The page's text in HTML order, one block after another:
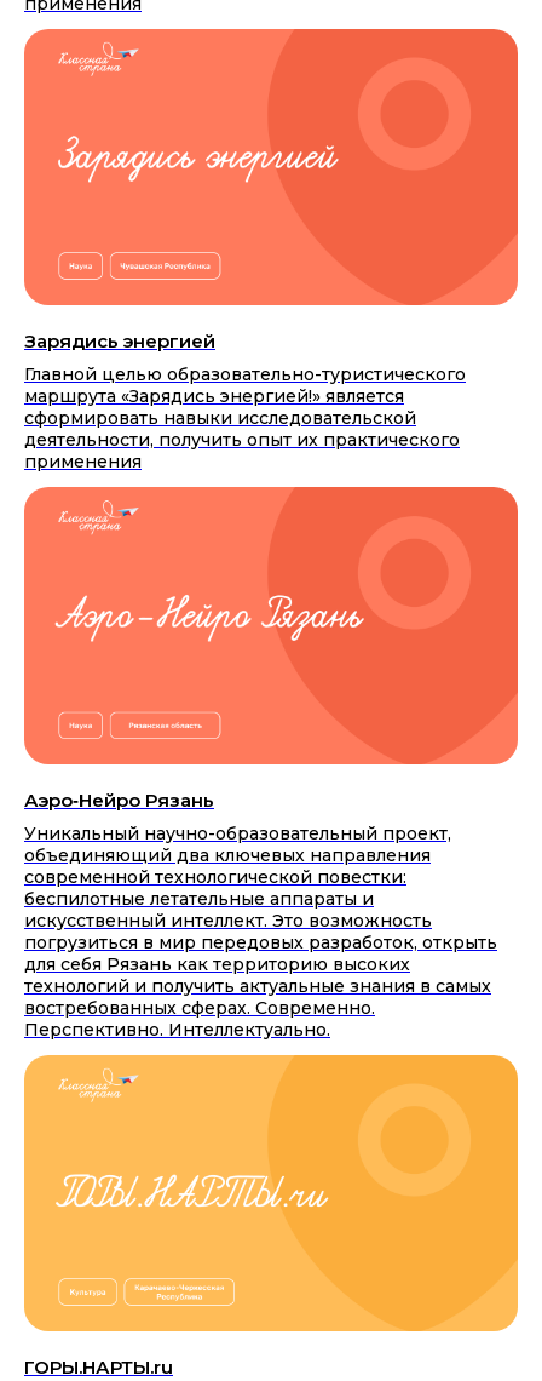
Зарядись энергией
Главной целью образовательно-туристического
маршрута «Зарядись энергией!» является
сформировать навыки исследовательской
деятельности, получить опыт их практического
применения
Аэро‑Нейро Рязань
Уникальный научно-образовательный проект,
объединяющий два ключевых направления
современной технологической повестки:
беспилотные летательные аппараты и
искусственный интеллект. Это возможность
погрузиться в мир передовых разработок, открыть
для себя Рязань как территорию высоких
технологий и получить актуальные знания в самых
востребованных сферах. Современно.
Перспективно. Интеллектуально.
ГОРЫ.НАРТЫ.ru